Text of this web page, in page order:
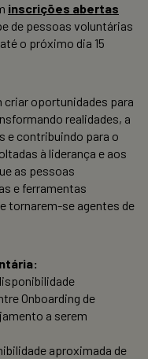
inscrições abertas
de pessoas voluntárias
o próximo dia 15
criar oportunidades para
realidades, a
e contribuindo para o
à liderança e aos
as pessoas
e ferramentas
tornarem-se agentes de
Onboarding de
a serem
aproximada de